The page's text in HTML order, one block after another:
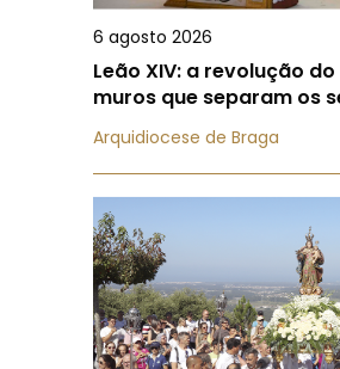
6 agosto 2026
Leão XIV: a revolução
muros que separam os
Arquidiocese de Braga